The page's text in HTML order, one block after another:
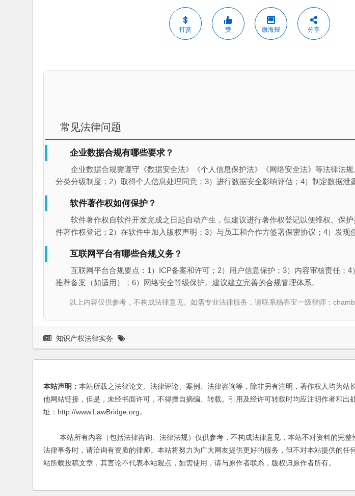
打赏 赞 微海报 分享
常见法律问题
企业数据合规有哪些要求？
企业数据合规需遵守《数据安全法》《个人信息保护法》《网络安全法》等法律法
分类分级制度；2）取得个人信息处理同意；3）进行数据安全影响评估；4）制定数据泄
软件著作权如何保护？
软件著作权自软件开发完成之日起自动产生，但建议进行著作权登记以便维权。保
件著作权登记；2）在软件中加入版权声明；3）与员工和合作方签署保密协议；4）发现
互联网平台有哪些合规义务？
互联网平台合规要点：1）ICP备案和许可；2）用户信息保护；3）内容审核责任；
推荐备案（如适用）；6）网络安全等级保护。建议建立完善的合规管理体系。
以上内容仅供参考，不构成法律意见。如需专业法律服务，请联系杨春宝一级律师：
知识产权法律实务
本站声明： 本站所载之法律论文、法律评论、案例、法律咨询等，除非另有注明，著作权人均为站
他网站链接，但是，未经书面许可，不得擅自摘编、转载。引用及经许可转载时均应注明作者和出
址：http://www.LawBridge.org。
本站所有内容（包括法律咨询、法律法规）仅供参考，不构成法律意见，本站不对资料的完整
法律事务时，请洽询有资质的律师。本站将努力为广大网友提供更好的服务，但不对本站提供的任
站所载投稿文章，其言论不代表本站观点，如需使用，请与原作者联系，版权归原作者所有。